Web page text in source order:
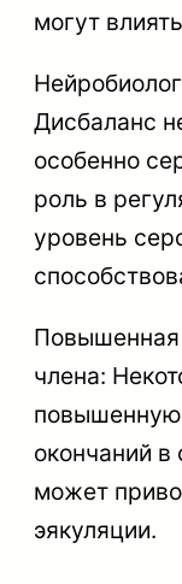
могут
Дисбаланс
особенно
роль в
уровень
Повышенная
члена:
повышенную
окончаний в
может
эякуляции.